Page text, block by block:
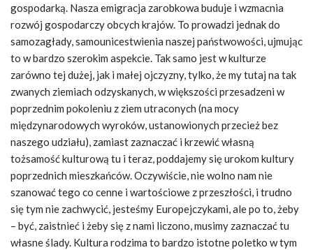
gospodarką. Nasza emigracja zarobkowa buduje i wzmacnia
rozwój gospodarczy obcych krajów. To prowadzi jednak do
samozagłady, samounicestwienia naszej państwowości, ujmując
to w bardzo szerokim aspekcie. Tak samo jest w kulturze
zarówno tej dużej, jak i małej ojczyzny, tylko, że my tutaj na tak
zwanych ziemiach odzyskanych, w większości przesadzeni w
poprzednim pokoleniu z ziem utraconych (na mocy
międzynarodowych wyroków, ustanowionych przecież bez
naszego udziału), zamiast zaznaczać i krzewić własną
tożsamość kulturową tu i teraz, poddajemy się urokom kultury
poprzednich mieszkańców. Oczywiście, nie wolno nam nie
szanować tego co cenne i wartościowe z przeszłości, i trudno
się tym nie zachwycić, jesteśmy Europejczykami, ale po to, żeby
– być, zaistnieć i żeby się z nami liczono, musimy zaznaczać tu
własne ślady. Kultura rodzima to bardzo istotne poletko w tym